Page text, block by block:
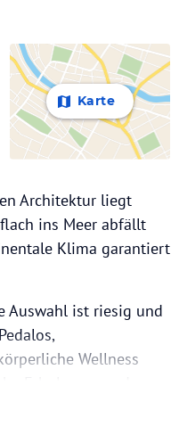
Karte
Architektur liegt
ins Meer abfällt
Klima garantiert
Auswahl ist riesig und
Wellness
Restaurants, Bars